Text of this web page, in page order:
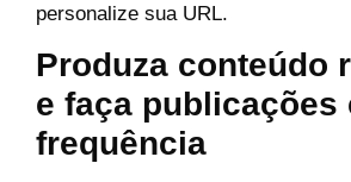
personalize sua URL.
Produza conteúdo
e faça publicações
frequência